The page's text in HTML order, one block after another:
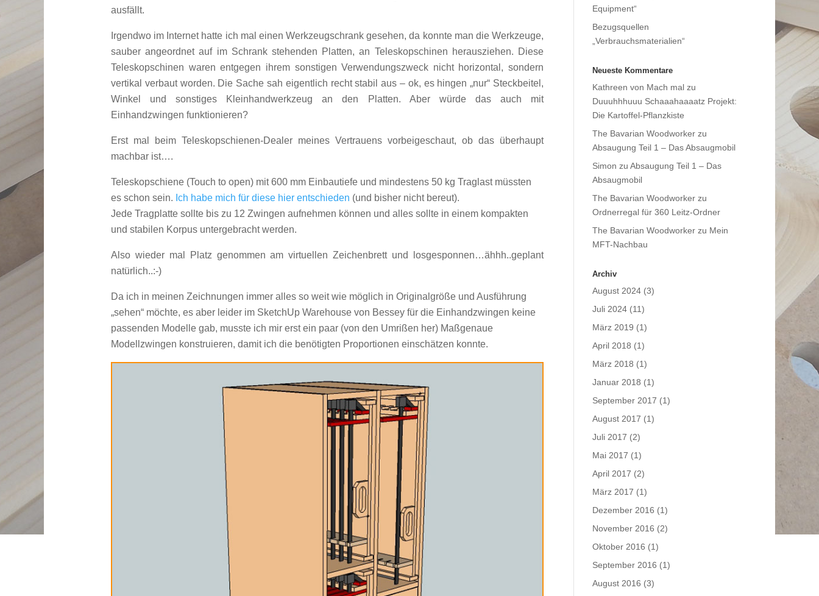
ausfällt.
Irgendwo im Internet hatte ich mal einen Werkzeugschrank gesehen, da konnte man die Werkzeuge,
sauber angeordnet auf im Schrank stehenden Platten, an Teleskopschinen herausziehen. Diese
Teleskopschinen waren entgegen ihrem sonstigen Verwendungszweck nicht horizontal, sondern
vertikal verbaut worden. Die Sache sah eigentlich recht stabil aus – ok, es hingen „nur“ Steckbeitel,
Winkel und sonstiges Kleinhandwerkzeug an den Platten. Aber würde das auch mit
Einhandzwingen funktionieren?
Erst mal beim Teleskopschienen-Dealer meines Vertrauens vorbeigeschaut, ob das überhaupt
machbar ist….
Teleskopschiene (Touch to open) mit 600 mm Einbautiefe und mindestens 50 kg Traglast müssten
es schon sein. Ich habe mich für diese hier entschieden (und bisher nicht bereut).
Jede Tragplatte sollte bis zu 12 Zwingen aufnehmen können und alles sollte in einem kompakten
und stabilen Korpus untergebracht werden.
Also wieder mal Platz genommen am virtuellen Zeichenbrett und losgesponnen…ähhh..geplant
natürlich..:-)
Da ich in meinen Zeichnungen immer alles so weit wie möglich in Originalgröße und Ausführung
„sehen“ möchte, es aber leider im SketchUp Warehouse von Bessey für die Einhandzwingen keine
passenden Modelle gab, musste ich mir erst ein paar (von den Umrißen her) Maßgenaue
Modellzwingen konstruieren, damit ich die benötigten Proportionen einschätzen konnte.
Equipment“
Bezugsquellen
„Verbrauchsmaterialien“
Neueste Kommentare
Kathreen von Mach mal zu
Duuuhhhuuu Schaaahaaaatz Projekt:
Die Kartoffel-Pflanzkiste
The Bavarian Woodworker zu
Absaugung Teil 1 – Das Absaugmobil
Simon zu Absaugung Teil 1 – Das
Absaugmobil
The Bavarian Woodworker zu
Ordnerregal für 360 Leitz-Ordner
The Bavarian Woodworker zu Mein
MFT-Nachbau
Archiv
August 2024 (3)
Juli 2024 (11)
März 2019 (1)
April 2018 (1)
März 2018 (1)
Januar 2018 (1)
September 2017 (1)
August 2017 (1)
Juli 2017 (2)
Mai 2017 (1)
April 2017 (2)
März 2017 (1)
Dezember 2016 (1)
November 2016 (2)
Oktober 2016 (1)
September 2016 (1)
August 2016 (3)